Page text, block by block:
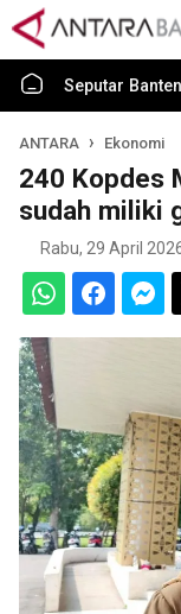
Seputar Banten
ANTARA Ekonomi
240 Kopdes
sudah miliki
Rabu, 29 April